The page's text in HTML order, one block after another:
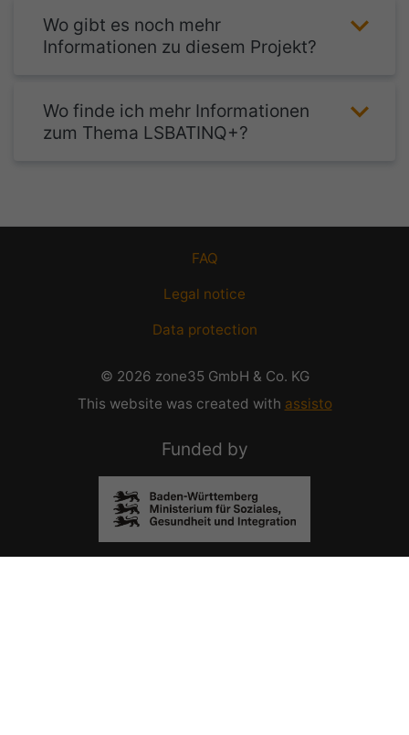
Wo gibt es noch mehr
Informationen zu diesem Projekt?
Wo finde ich mehr Informationen
zum Thema LSBATINQ+?
Funded by
FAQ
Legal notice
Data protection
© 2026 zone35 GmbH & Co. KG
This website was created with assisto